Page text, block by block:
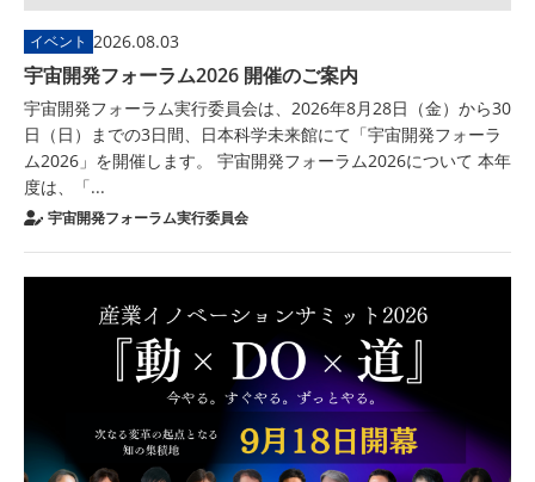
イベント 2026.08.03
宇宙開発フォーラム2026 開催のご案内
宇宙開発フォーラム実行委員会は、2026年8月28日（金）から30
日（日）までの3日間、日本科学未来館にて「宇宙開発フォーラ
ム2026」を開催します。 宇宙開発フォーラム2026について 本年
度は、「...
宇宙開発フォーラム実行委員会